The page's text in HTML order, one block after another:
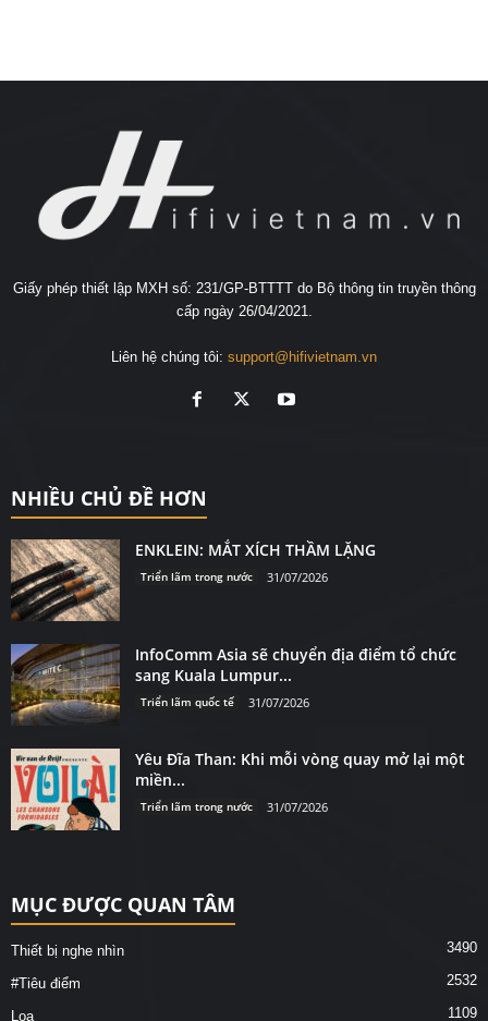
Giấy phép thiết lập MXH số: 231/GP-BTTTT do Bộ thông tin truyền thông
cấp ngày 26/04/2021.
Liên hệ chúng tôi: support@hifivietnam.vn
NHIỀU CHỦ ĐỀ HƠN
ENKLEIN: MẮT XÍCH THẦM LẶNG
Triển lãm trong nước 31/07/2026
InfoComm Asia sẽ chuyển địa điểm tổ chức
sang Kuala Lumpur...
Triển lãm quốc tế 31/07/2026
Yêu Đĩa Than: Khi mỗi vòng quay mở lại một
miền...
Triển lãm trong nước 31/07/2026
MỤC ĐƯỢC QUAN TÂM
Thiết bị nghe nhìn 3490
#Tiêu điểm 2532
Loa 1109